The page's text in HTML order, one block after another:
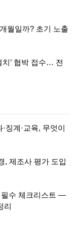
월일까? 초기 노출
치’ 협박 접수… 전
징계·교육, 무엇이
, 제조사 평가 도입
필수 체크리스트 —
리